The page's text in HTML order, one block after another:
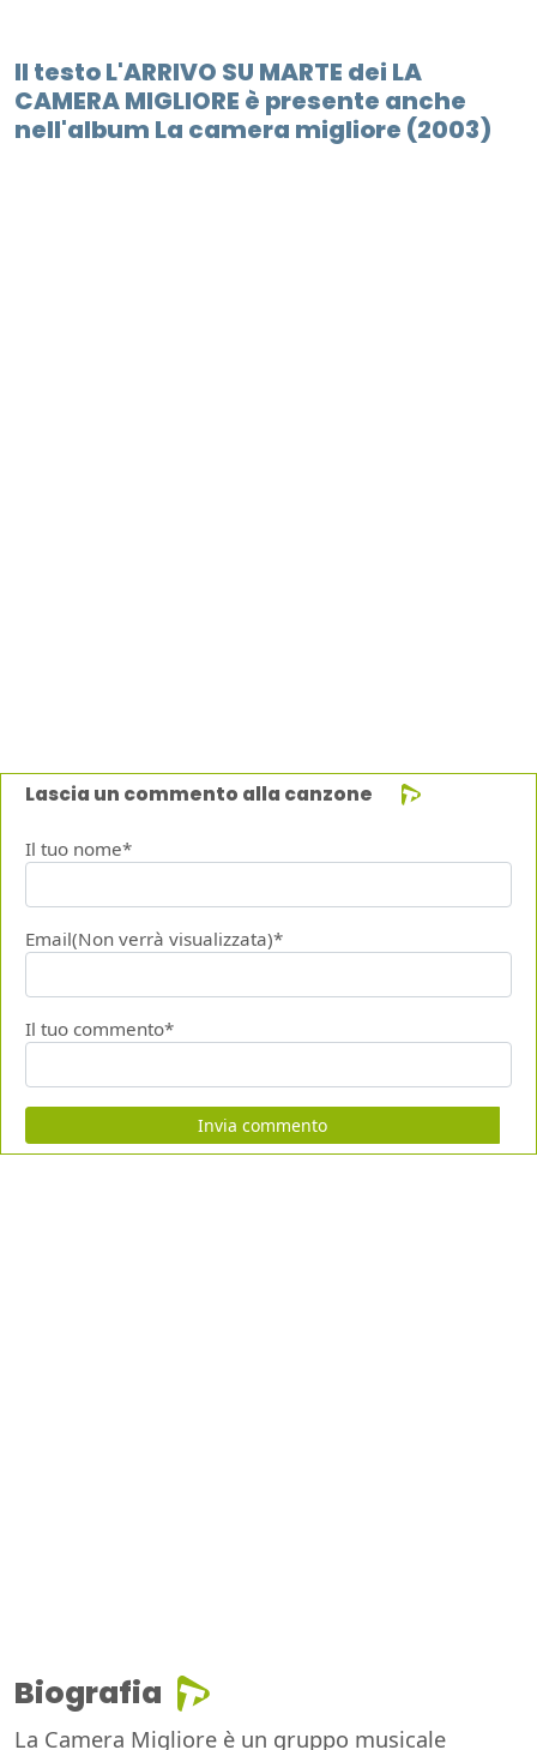
Il testo L'ARRIVO SU MARTE dei LA
CAMERA MIGLIORE è presente anche
nell'album La camera migliore (2003)
Lascia un commento alla canzone
Il tuo nome*
Email(Non verrà visualizzata)*
Il tuo commento*
Invia commento
Biografia
La Camera Migliore è un gruppo musicale